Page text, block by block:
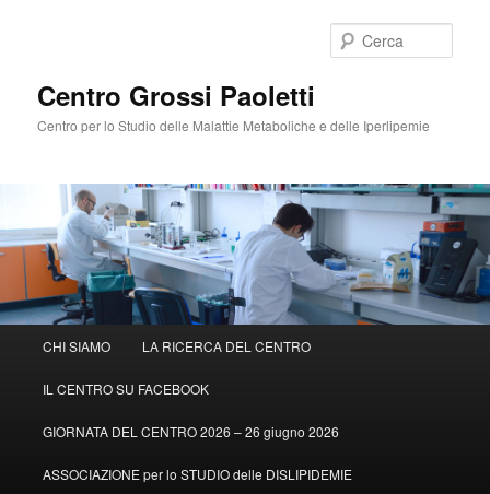
Centro Grossi Paoletti
Centro per lo Studio delle Malattie Metaboliche e delle Iperlipemie
principale
Vai
al
contenuto
CHI SIAMO LA RICERCA DEL CENTRO
IL CENTRO SU FACEBOOK
GIORNATA DEL CENTRO 2026 – 26 giugno 2026
ASSOCIAZIONE per lo STUDIO delle DISLIPIDEMIE